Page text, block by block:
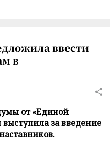
ввести
в
от «Единой
за введение